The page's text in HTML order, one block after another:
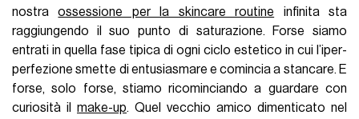
nostraossessione per la skincare routine infinita sta
raggiungendo il suo punto di saturazione. Forse siamo
entrati in quella fase tipica di ogni ciclo estetico in cui l’iper-
perfezione smette di entusiasmare e comincia a stancare. E
forse, solo forse, stiamo ricominciando a guardare con
curiosità ilmake-up. Quel vecchio amico dimenticato nel